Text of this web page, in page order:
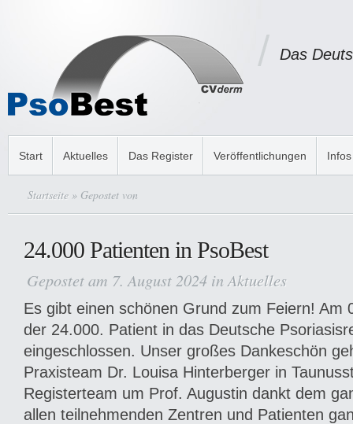
Das
Start Aktuelles Das Register Veröffentlichungen
Startseite » Gepostet von
24.000 Patienten in PsoBest
Gepostet am 7. August 2024 in Aktuelles
Es gibt einen schönen Grund zum Feiern! Am
der 24.000. Patient in das Deutsche
eingeschlossen. Unser großes Dankeschön
Praxisteam Dr. Louisa Hinterberger in
Registerteam um Prof. Augustin dankt dem
allen teilnehmenden Zentren und Patienten